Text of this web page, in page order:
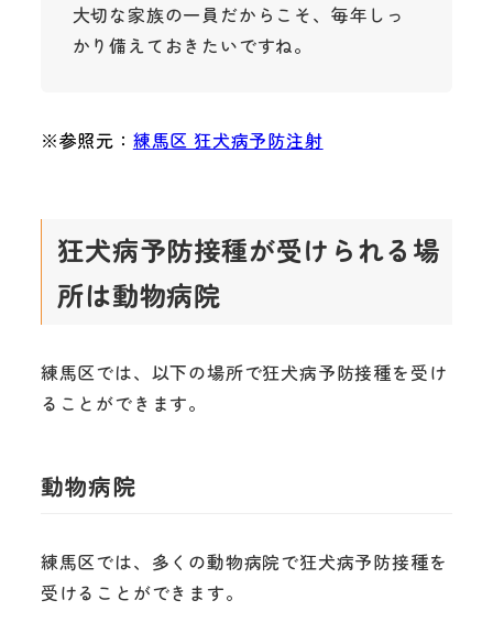
大切な家族の一員だからこそ、毎年しっ
かり備えておきたいですね。
※参照元： 練馬区 狂犬病予防注射
狂犬病予防接種が受けられる場
所は動物病院
練馬区では、以下の場所で狂犬病予防接種を受け
ることができます。
動物病院
練馬区では、多くの動物病院で狂犬病予防接種を
受けることができます。